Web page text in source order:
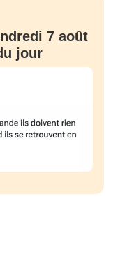
7 août
jour